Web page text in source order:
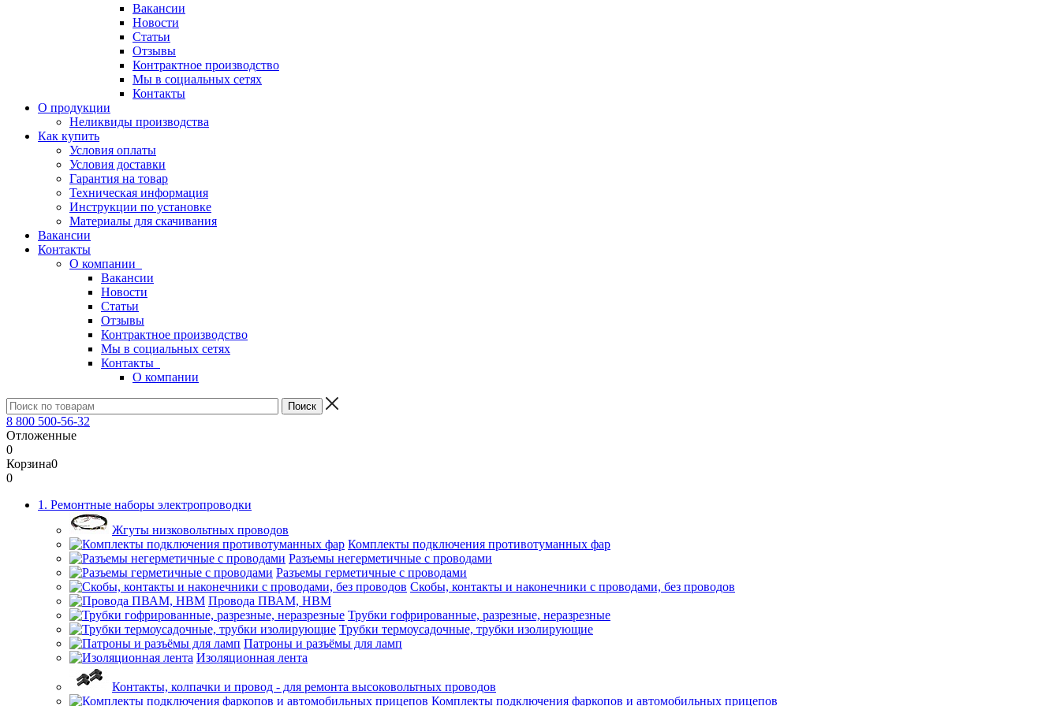
Вакансии
Новости
Статьи
Отзывы
Контрактное производство
Мы в социальных сетях
Контакты
О продукции
Неликвиды производства
Как купить
Условия оплаты
Условия доставки
Гарантия на товар
Техническая информация
Инструкции по установке
Материалы для скачивания
Вакансии
Контакты
О компании
Вакансии
Новости
Статьи
Отзывы
Контрактное производство
Мы в социальных сетях
Контакты
О компании
8 800 500-56-32
Отложенные
0
Корзина0
0
1. Ремонтные наборы электропроводки
Жгуты низковольтных проводов
Комплекты подключения противотуманных фар
Разъемы негерметичные с проводами
Разъемы герметичные с проводами
Скобы, контакты и наконечники с проводами, без проводов
Провода ПВАМ, НВМ
Трубки гофрированные, разрезные, неразрезные
Трубки термоусадочные, трубки изолирующие
Патроны и разъёмы для ламп
Изоляционная лента
Контакты, колпачки и провод - для ремонта высоковольтных проводов
Комплекты подключения фаркопов и автомобильных прицепов